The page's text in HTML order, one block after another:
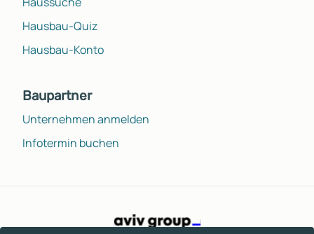
Hausbau-Quiz
Hausbau-Konto
Baupartner
Unternehmen anmelden
Infotermin buchen